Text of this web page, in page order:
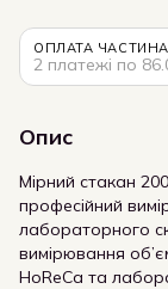
ОПЛАТА
2 платежі по
Опис
Мірний стакан
професійний
лабораторного
вимірювання
HoReCa та